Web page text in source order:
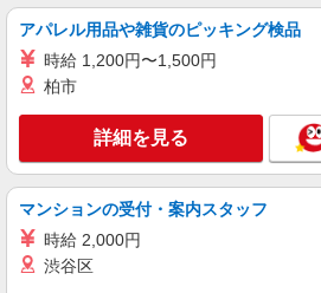
アパレル用品や雑貨のピッキング検品
時給 1,200円〜1,500円
柏市
詳細を見る
マンションの受付・案内スタッフ
時給 2,000円
渋谷区